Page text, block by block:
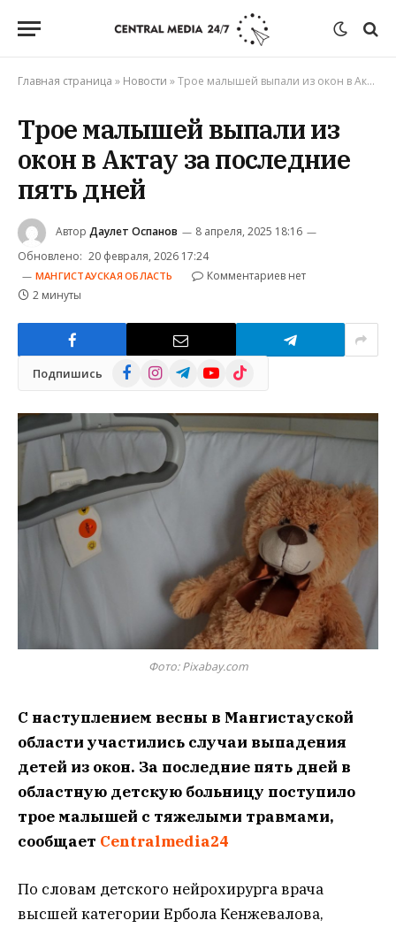
Главная страница » Новости »Трое малышей выпали из окон в Актау за последние пять дней
Трое малышей выпали из
окон в Актау за последние
пять дней
Автор Даулет Оспанов
8 апреля, 2025 18:16
Обновлено: 20 февраля, 2026 17:24
МАНГИСТАУСКАЯ ОБЛАСТЬ
Комментариев нет
2 минуты
Подпишись FacebookInstagramTelegramYouTube
TikTok
Фото: Pixabay.com
С наступлением весны в Мангистауской
области участились случаи выпадения
детей из окон. За последние пять дней в
областную детскую больницу поступило
трое малышей с тяжелыми травмами,
сообщает Centralmedia24
По словам детского нейрохирурга врача
высшей категории Ербола Кенжевалова,